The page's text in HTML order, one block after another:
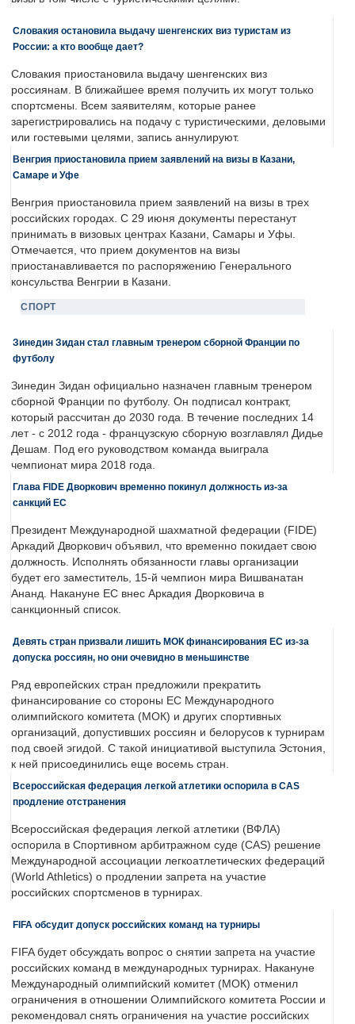
Словакия остановила выдачу шенгенских виз туристам из
России: а кто вообще дает?
Словакия приостановила выдачу шенгенских виз
россиянам. В ближайшее время получить их могут только
спортсмены. Всем заявителям, которые ранее
зарегистрировались на подачу с туристическими, деловыми
или гостевыми целями, запись аннулируют.
Венгрия приостановила прием заявлений на визы в Казани,
Самаре и Уфе
Венгрия приостановила прием заявлений на визы в трех
российских городах. С 29 июня документы перестанут
принимать в визовых центрах Казани, Самары и Уфы.
Отмечается, что прием документов на визы
приостанавливается по распоряжению Генерального
консульства Венгрии в Казани.
СПОРТ
Зинедин Зидан стал главным тренером сборной Франции по
футболу
Зинедин Зидан официально назначен главным тренером
сборной Франции по футболу. Он подписал контракт,
который рассчитан до 2030 года. В течение последних 14
лет - с 2012 года - французскую сборную возглавлял Дидье
Дешам. Под его руководством команда выиграла
чемпионат мира 2018 года.
Глава FIDE Дворкович временно покинул должность из-за
санкций ЕС
Президент Международной шахматной федерации (FIDE)
Аркадий Дворкович объявил, что временно покидает свою
должность. Исполнять обязанности главы организации
будет его заместитель, 15-й чемпион мира Вишванатан
Ананд. Накануне ЕС внес Аркадия Дворковича в
санкционный список.
Девять стран призвали лишить МОК финансирования ЕС из-за
допуска россиян, но они очевидно в меньшинстве
Ряд европейских стран предложили прекратить
финансирование со стороны ЕС Международного
олимпийского комитета (МОК) и других спортивных
организаций, допустивших россиян и белорусов к турнирам
под своей эгидой. С такой инициативой выступила Эстония,
к ней присоединились еще восемь стран.
Всероссийская федерация легкой атлетики оспорила в CAS
продление отстранения
Всероссийская федерация легкой атлетики (ВФЛА)
оспорила в Спортивном арбитражном суде (CAS) решение
Международной ассоциации легкоатлетических федераций
(World Athletics) о продлении запрета на участие
российских спортсменов в турнирах.
FIFA обсудит допуск российских команд на турниры
FIFA будет обсуждать вопрос о снятии запрета на участие
российских команд в международных турнирах. Накануне
Международный олимпийский комитет (МОК) отменил
ограничения в отношении Олимпийского комитета России и
рекомендовал снять ограничения на участие российских